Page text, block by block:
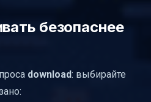
безопаснее
download: выбирайте